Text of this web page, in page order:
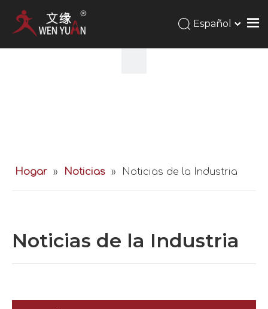
Español
Hogar » Noticias » Noticias de la Industria
Noticias de la Industria